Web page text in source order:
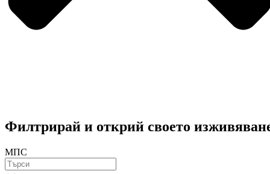
Филтрирай и открий своето
МПС